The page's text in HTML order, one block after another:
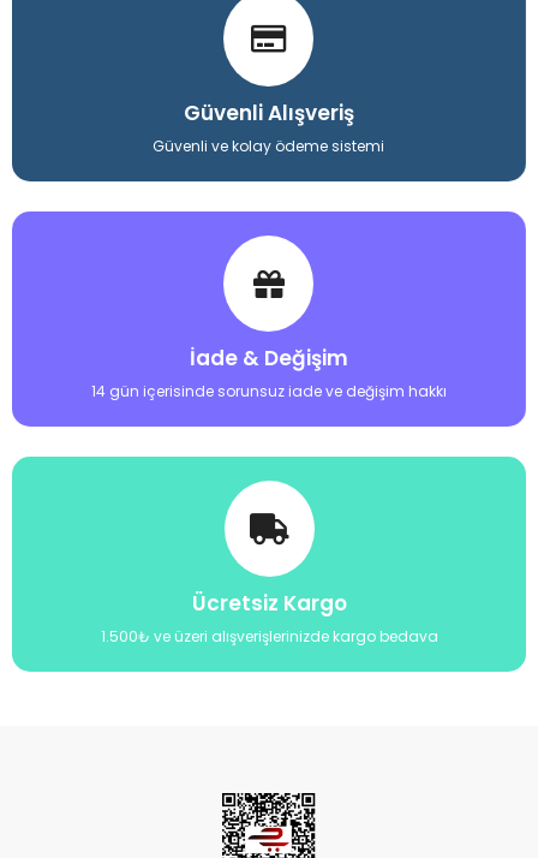
Güvenli Alışveriş
Güvenli ve kolay ödeme sistemi
İade & Değişim
14 gün içerisinde sorunsuz iade ve değişim hakkı
Ücretsiz Kargo
1.500₺ ve üzeri alışverişlerinizde kargo bedava